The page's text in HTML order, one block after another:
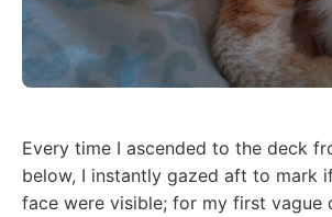
Every time I ascended to the deck
below, I instantly gazed aft to mark
face were visible; for my first vague